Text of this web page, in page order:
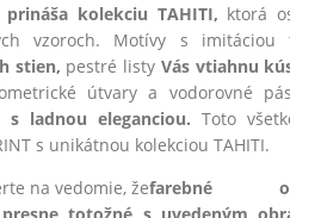
prináša kolekciu TAHITI, ktorá
vzoroch. Motívy s imitáciou
stien, pestré listy Vás vtiahnu
útvary a vodorovné
ladnou eleganciou. Toto všetko
s unikátnou kolekciou TAHITI.
na vedomie, žefarebné